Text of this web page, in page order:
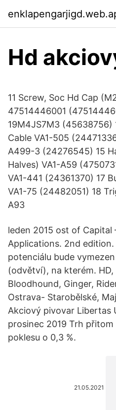
Hd
11 Screw, Soc Hd Cap
47514446001
19M4JS7M3
Cable VA1-505
A499-3 (24276545) 15
Halves) VA1-A59
VA1-441 (24361370) 17
VA1-75 (24482051) 18
A93
leden 2015 ost of Capital
Applications. 2nd edition.
potenciálu bude
(odvětví), na kterém. HD,
Bloodhound, Ginger,
Ostrava- Starobělské,
Akciový pivovar Libertas
prosinec 2019 Trh
poklesu o 0,3 %.
21.05.2021